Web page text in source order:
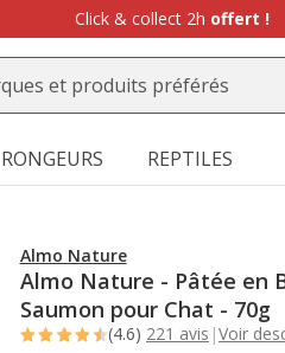
Click & collect 2h offert !
RONGEURS REPTILES
Almo Nature
Almo Nature - Pâtée en
Saumon pour Chat - 70g
(4.6) 221 avis |Voir